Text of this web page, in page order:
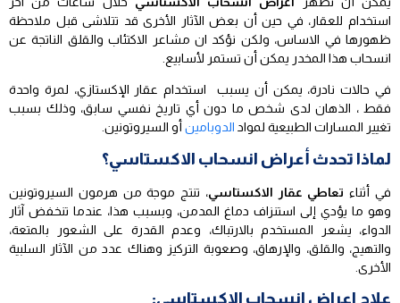
استخدام للعقار، في حين أن بعض الآثار الأخرى قد تتلاشى قبل ملاحظة
ظهورها في الاساس، ولكن نؤكد ان مشاعر الاكتئاب والقلق الناتجة عن
انسحاب هذا المخدر يمكن أن تستمر لأسابيع.
في حالات نادرة، يمكن أن يسبب استخدام عقار الإكستازي، لمرة واحدة
فقط ، الذهان لدى شخص ما دون أي تاريخ نفسي سابق، وذلك بسبب
تغيير المسارات الطبيعية لمواد الدوبامين أو السيروتونين.
لماذا تحدث أعراض انسحاب الاكستاسي؟
في أثناء تعاطي عقار الاكستاسي، تنتج موجة من هرمون السيروتونين
وهو ما يؤدي إلى استنزاف دماغ المدمن، وبسبب هذا، عندما تنخفض آثار
الدواء، يشعر المستخدم بالارتباك، وعدم القدرة على الشعور بالمتعة،
والتهيج، والقلق، والإرهاق، وصعوبة التركيز وهناك عدد من الآثار السلبية
الأخرى.
علاج اعراض انسحاب الاكستاسي: